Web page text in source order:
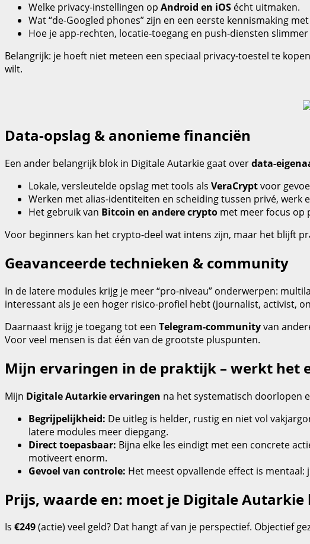
Welke privacy‑instellingen op Android en iOS écht uitmaken.
Wat “de‑Googled phones” zijn en een eerste kennismaking met
Hoe je app‑rechten, locatie‑toegang en push‑diensten
Belangrijk: je hoeft niet meteen een speciaal privacy‑toestel te
wilt.
Data-opslag & anonieme financiën
Een ander belangrijk blok in Digitale Autarkie gaat over
Lokale, versleutelde opslag met tools als VeraCryptvoor
Werken met alias‑identiteiten en scheiding tussen privé, werk
Het gebruik van Bitcoin en andere crypto met meer focus op
Voor beginners kan het crypto‑deel wat intens zijn, maar het blijft
Geavanceerde technieken & community
In de latere modules krijg je meer “pro‑niveau” onderwerpen:
interessant als je een hoger risico‑profiel hebt (journalist, activist,
Daarnaast krijg je toegang tot een Telegram‑communityvan
Voor veel mensen is dat één van de grootste pluspunten.
Mijn ervaringen in de praktijk – werkt het
Mijn Digitale Autarkie ervaringen na het systematisch doorlopen
Begrijpelijkheid: De uitleg is helder, rustig en niet vol
latere modules meer diepgang.
Direct toepasbaar: Bijna elke les eindigt met een concrete
motiveert enorm.
Gevoel van controle: Het meest opvallende effect is
Prijs, waarde en: moet je Digitale Autarkie
Is €249(actie) veel geld? Dat hangt af van je perspectief. Objectief